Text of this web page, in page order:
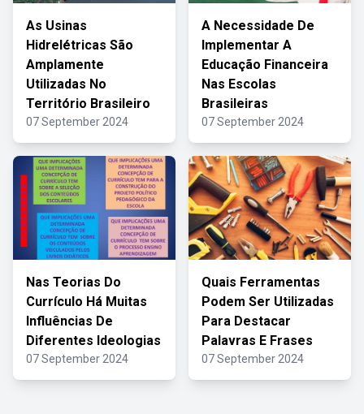
As Usinas
Hidrelétricas São
Amplamente
Utilizadas No
Território Brasileiro
07 September 2024
A Necessidade De
Implementar A
Educação Financeira
Nas Escolas
Brasileiras
07 September 2024
Nas Teorias Do
Currículo Há Muitas
Influências De
Diferentes Ideologias
07 September 2024
Quais Ferramentas
Podem Ser Utilizadas
Para Destacar
Palavras E Frases
07 September 2024